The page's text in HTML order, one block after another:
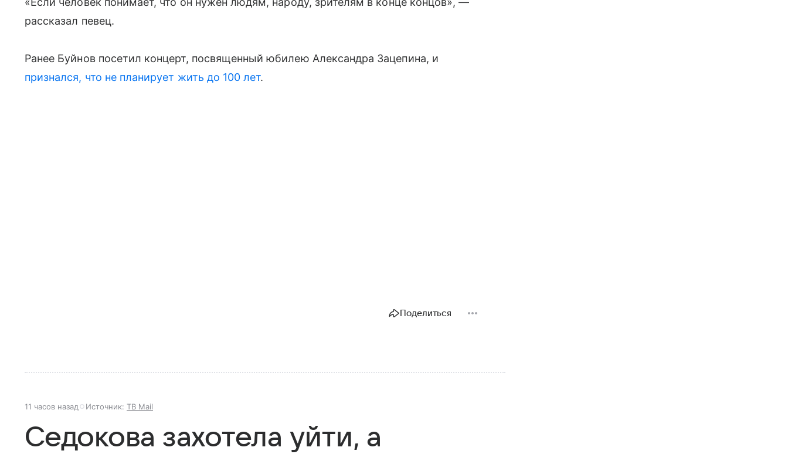
рассказал певец.
Ранее Буйнов посетил концерт, посвященный юбилею Александра Зацепина, и
признался, что не планирует жить до 100 лет.
Поделиться
11 часов назад Источник: ТВ Mail
Седокова захотела уйти, а